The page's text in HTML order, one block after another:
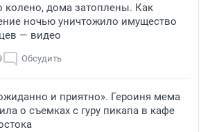
колено, дома затоплены. Как
ночью уничтожило имущество
— видео
Обсудить
и приятно». Героиня мема
о съемках с гуру пикапа в кафе